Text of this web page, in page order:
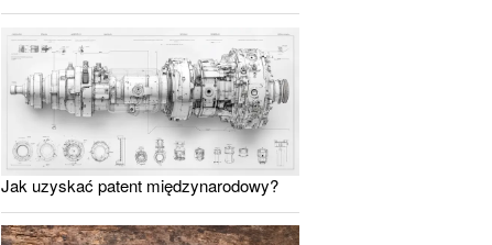
Jak uzyskać patent międzynarodowy?